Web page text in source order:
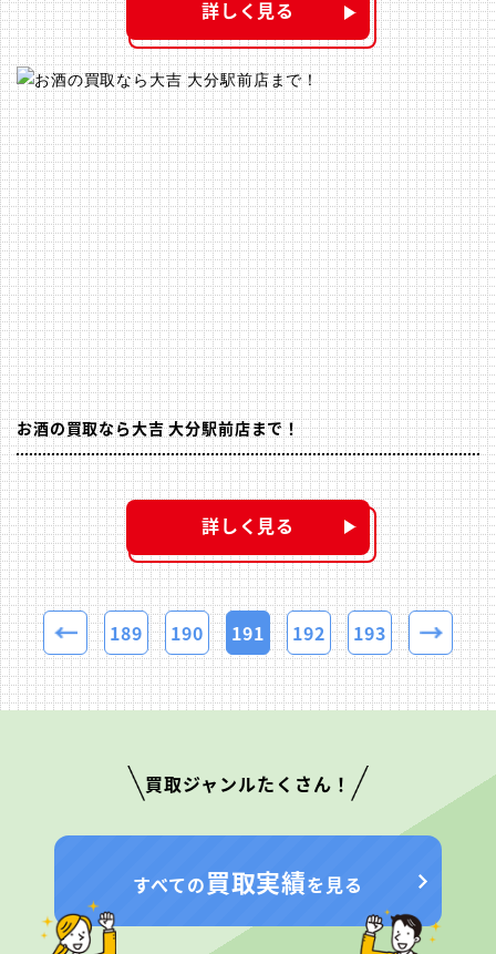
詳しく見る
お酒の買取なら大吉 大分駅前店まで！
詳しく見る
189 190 191 192 193
買取ジャンルたくさん！
すべての買取実績を見る